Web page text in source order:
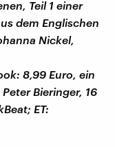
Teil 1 einer
dem Englischen
Nickel,
8,99 Euro, ein
Bieringer, 16
ET: